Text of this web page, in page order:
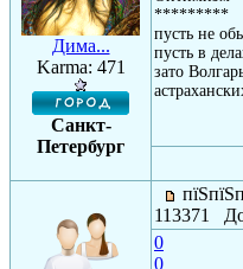
Дима...
Karma: 471
Санкт-
Петербург
*********
пусть не
пусть в
зато
113371
0
0